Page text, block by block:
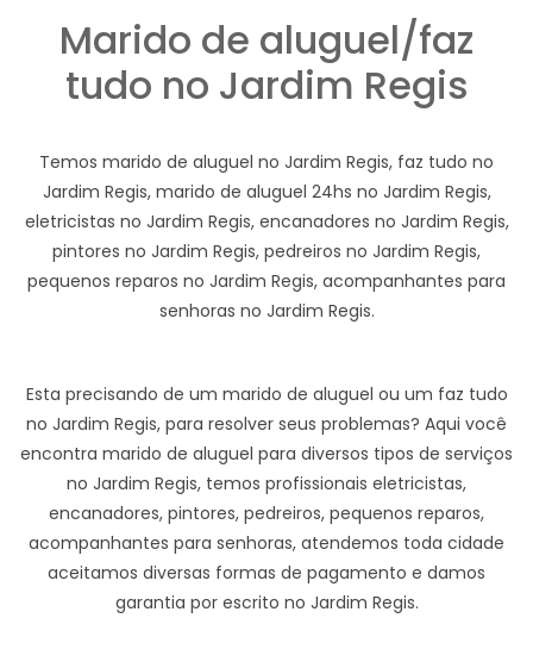
Marido de aluguel/faz
tudo no Jardim Regis
Temos marido de aluguel no Jardim Regis, faz tudo no
Jardim Regis, marido de aluguel 24hs no Jardim Regis,
eletricistas no Jardim Regis, encanadores no Jardim Regis,
pintores no Jardim Regis, pedreiros no Jardim Regis,
pequenos reparos no Jardim Regis, acompanhantes para
senhoras no Jardim Regis.
Esta precisando de um marido de aluguel ou um faz tudo
no Jardim Regis, para resolver seus problemas? Aqui você
encontra marido de aluguel para diversos tipos de serviços
no Jardim Regis, temos profissionais eletricistas,
encanadores, pintores, pedreiros, pequenos reparos,
acompanhantes para senhoras, atendemos toda cidade
aceitamos diversas formas de pagamento e damos
garantia por escrito no Jardim Regis.